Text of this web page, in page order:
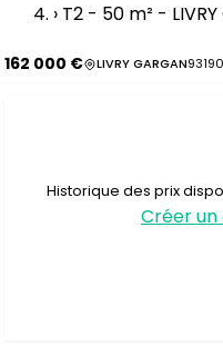
› T2 - 50 m² -
162 000 € LIVRY GARGAN93190
Historique des prix
Créer